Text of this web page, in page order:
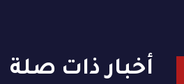
أخبار ذات صلة